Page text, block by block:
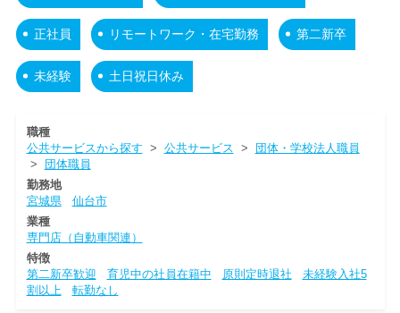
正社員 リモートワーク・在宅勤務 第二新卒
未経験 土日祝日休み
職種
公共サービスから探す > 公共サービス > 団体・学校法人職員
> 団体職員
勤務地
宮城県
仙台市
業種
専門店（自動車関連）
特徴
第二新卒歓迎
育児中の社員在籍中 原則定時退社
未経験入社5
割以上
転勤なし